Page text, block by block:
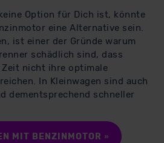
Option für Dich ist, könnte
eine Alternative sein.
ist einer der Gründe warum
schädlich sind, dass
nicht ihre optimale
In Kleinwagen sind auch
dementsprechend schneller
MIT BENZINMOTOR »